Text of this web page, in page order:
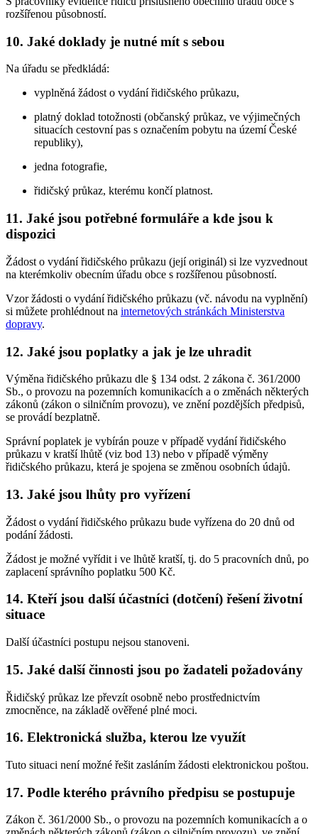
rozšířenou působností.
10. Jaké doklady je nutné mít s sebou
Na úřadu se předkládá:
vyplněná žádost o vydání řidičského průkazu,
platný doklad totožnosti (občanský průkaz, ve výjimečných
situacích cestovní pas s označením pobytu na území České
republiky),
jedna fotografie,
řidičský průkaz, kterému končí platnost.
11. Jaké jsou potřebné formuláře a kde jsou k
dispozici
Žádost o vydání řidičského průkazu (její originál) si lze vyzvednout
na kterémkoliv obecním úřadu obce s rozšířenou působností.
Vzor žádosti o vydání řidičského průkazu (vč. návodu na vyplnění)
si můžete prohlédnout na internetových stránkách Ministerstva
dopravy.
12. Jaké jsou poplatky a jak je lze uhradit
Výměna řidičského průkazu dle § 134 odst. 2 zákona č. 361/2000
Sb., o provozu na pozemních komunikacích a o změnách některých
zákonů (zákon o silničním provozu), ve znění pozdějších předpisů,
se provádí bezplatně.
Správní poplatek je vybírán pouze v případě vydání řidičského
průkazu v kratší lhůtě (viz bod 13) nebo v případě výměny
řidičského průkazu, která je spojena se změnou osobních údajů.
13. Jaké jsou lhůty pro vyřízení
Žádost o vydání řidičského průkazu bude vyřízena do 20 dnů od
podání žádosti.
Žádost je možné vyřídit i ve lhůtě kratší, tj. do 5 pracovních dnů, po
zaplacení správního poplatku 500 Kč.
14. Kteří jsou další účastníci (dotčení) řešení životní
situace
Další účastníci postupu nejsou stanoveni.
15. Jaké další činnosti jsou po žadateli požadovány
Řidičský průkaz lze převzít osobně nebo prostřednictvím
zmocněnce, na základě ověřené plné moci.
16. Elektronická služba, kterou lze využít
Tuto situaci není možné řešit zasláním žádosti elektronickou poštou.
17. Podle kterého právního předpisu se postupuje
Zákon č. 361/2000 Sb., o provozu na pozemních komunikacích a o